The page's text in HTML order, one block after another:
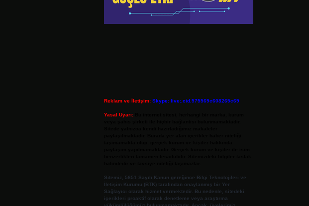
Reklam ve İletişim: Skype: live:.cid.575569c608265c69
Yasal Uyarı:
Sitemiz, 5651 Sayılı Kanun gereğince Bilgi Teknolojileri ve
İletişim Kurumu (BTK) tarafından onaylanmış bir Yer
Sağlayıcı olarak hizmet vermektedir. Bu nedenle, sitedeki
içerikleri proaktif olarak denetleme veya araştırma